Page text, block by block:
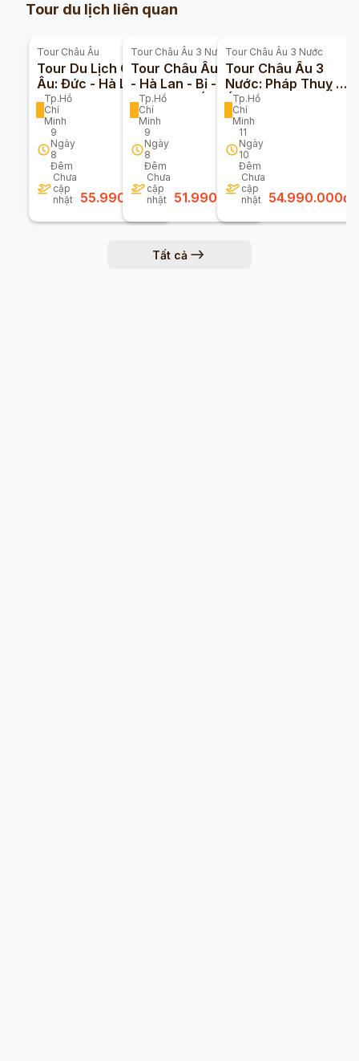
Tour du lịch liên quan
Tour Châu Âu
Tour Du Lịch Châu
Âu: Đức - Hà Lan -
Bỉ - Pháp - Thụy Sỹ
- Ý 9n8đ
Tp.Hồ
Chí
Minh
9
Ngày
8
Đêm
Chưa
cập
nhật
55.990.000đ
Tour Châu Âu 3 Nước
Tour Châu Âu Đức
- Hà Lan - Bỉ - Pháp
- Thuỵ Sĩ - Ý 9n8đ
(Bay Turkmenistan
Airline)
Tp.Hồ
Chí
Minh
9
Ngày
8
Đêm
Chưa
cập
nhật
51.990.000đ
Tour Châu Âu 3 Nước
Tour Châu Âu 3
Nước: Pháp Thuỵ Sỹ
Ý Vatican 10 Ngày
9 Đêm
Tp.Hồ
Chí
Minh
11
Ngày
10
Đêm
Chưa
cập
nhật
54.990.000đ
Tất cả